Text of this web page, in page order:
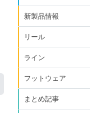
新製品情報
リール
ライン
フットウェア
まとめ記事